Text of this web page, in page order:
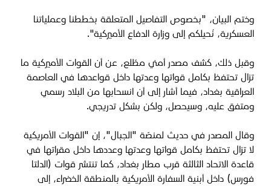
وختم البيان، "بخصوص التفاصيل المتعلقة بخططنا وعملياتنا
العسكرية، نُحيلكم إلى وزارة الدفاع الأميركية".
وقبل ذلك، كشف مصدر أمني مطّلع، عن أن القوات الأميركية ما
تزال تحتفظ بكامل قواتها وعدتها داخل قواعدها في العاصمة
العراقية بغداد، فيما أشار إلى أن انسحابها من البلاد رسمي
ومتفق عليه، وسيحصل، ولكن بشكل تدريجي.
وقال المصدر في حديث لمنصّة "الجبال"، إن "القوات الأمريكية
لا تزال تحتفظ بكامل قواتها وعدتها وعددها داخل مقراتها في
قاعدة الاتحاد الثالثة قرب مطار بغداد، كما تنتشر قوات (الدلتا
فورس) داخل أبنية السفارة الأمريكية بالمنطقة الخضراء، إلى